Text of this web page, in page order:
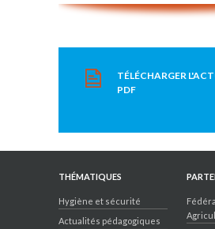
TÉLÉCHARGER
PDF
THÉMATIQUES
Hygiène et sécurité
Actualités pédagogiques